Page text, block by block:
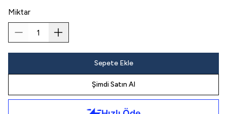
Miktar
Sepete Ekle
Şimdi Satın Al